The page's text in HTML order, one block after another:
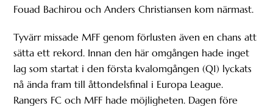
Fouad Bachirou och Anders Christiansen kom närmast.
Tyvärr missade MFF genom förlusten även en chans att
sätta ett rekord. Innan den här omgången hade inget
lag som startat i den första kvalomgången (Q1) lyckats
nå ända fram till åttondelsfinal i Europa League.
Rangers FC och MFF hade möjligheten. Dagen före